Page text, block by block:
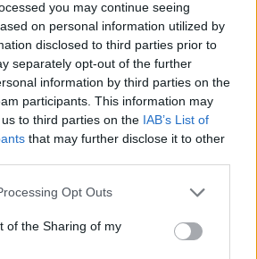
you may continue seeing
on personal information utilized by
disclosed to third parties prior to
separately opt-out of the further
information by third parties on the
participants. This information may
to third parties on the IAB’s List of
that may further disclose it to other
Opt Outs
of the Sharing of my
τη Παγκόσμια Ημέρα της
και δύναμη στις μητέρες
του μήνυμα για την
Γυναίκας, μετά τη τραγωδία